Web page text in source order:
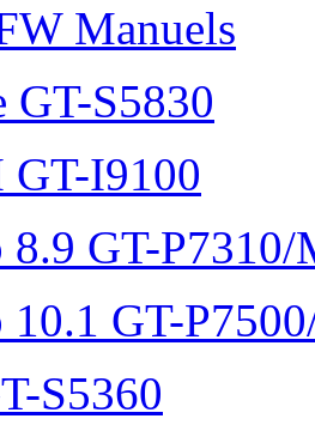
Manuels
GT-S5830
GT-I9100
8.9 GT-P7310/
10.1 GT-
S5360